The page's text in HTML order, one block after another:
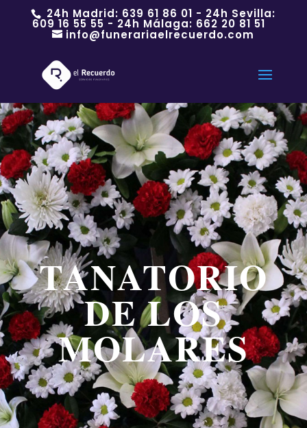
24h Madrid: 639 61 86 01 - 24h Sevilla:
609 16 55 55 - 24h Málaga: 662 20 81 51
info@funerariaelrecuerdo.com
TANATORIO
DE LOS
MOLARES